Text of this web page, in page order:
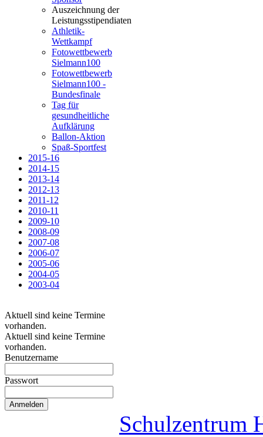
Auszeichnung der
Leistungsstipendiaten
Athletik-
Wettkampf
Fotowettbewerb
Sielmann100
Fotowettbewerb
Sielmann100 -
Bundesfinale
Tag für
gesundheitliche
Aufklärung
Ballon-Aktion
Spaß-Sportfest
2015-16
2014-15
2013-14
2012-13
2011-12
2010-11
2009-10
2008-09
2007-08
2006-07
2005-06
2004-05
2003-04
Aktuell sind keine Termine
vorhanden.
Aktuell sind keine Termine
vorhanden.
Benutzername
Passwort
Schulzentrum